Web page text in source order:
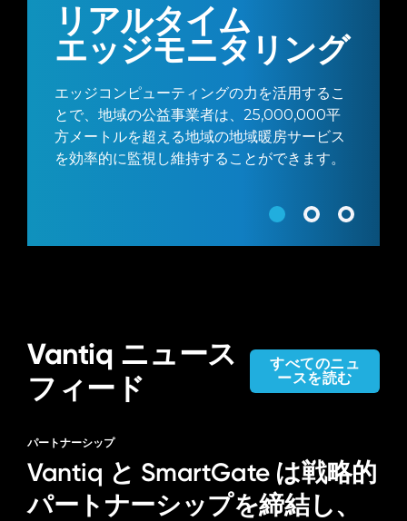
リアルタイム
エッジモニタリング
エッジコンピューティングの力を活用するこ
とで、地域の公益事業者は、25,000,000平
方メートルを超える地域の地域暖房サービス
を効率的に監視し維持することができます。
Vantiq ニュース
フィード
すべてのニュ
ースを読む
パートナーシップ
Vantiq と SmartGate は戦略的
パートナーシップを締結し、